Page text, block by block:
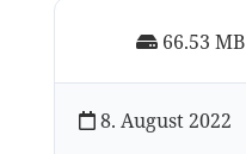
66.53 MB
8. August 2022